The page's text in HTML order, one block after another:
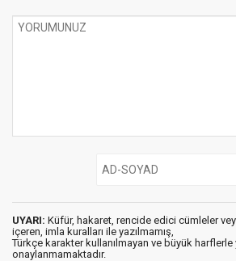
UYARI: Küfür, hakaret, rencide edici cümleler
içeren, imla kuralları ile yazılmamış,
Türkçe karakter kullanılmayan ve büyük harflerle
onaylanmamaktadır.